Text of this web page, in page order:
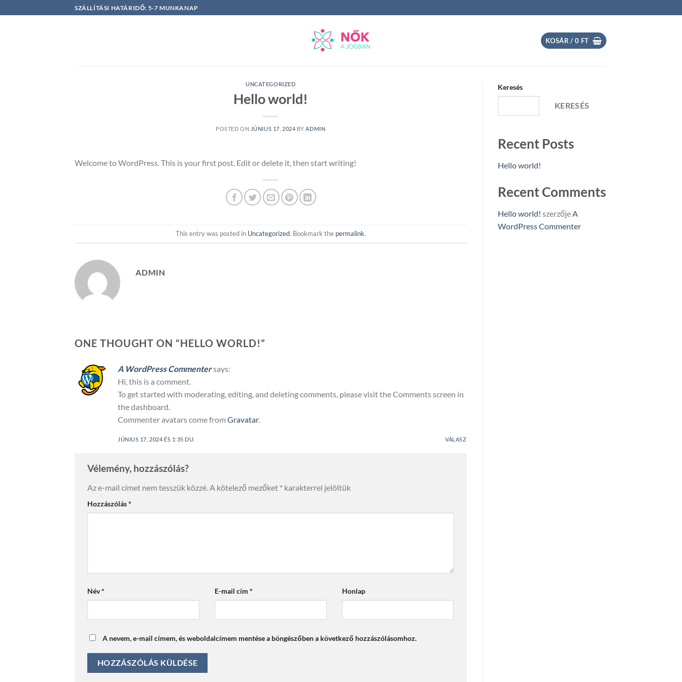
to
SZÁLLÍTÁSI HATÁRIDŐ: 5-7 MUNKANAP
KOSÁR /0 FT
UNCATEGORIZED
Hello world!
POSTED ON JÚNIUS 17, 2024 BY ADMIN
Welcome to WordPress. This is your first post. Edit or delete it, then start writing!
This entry was posted in Uncategorized. Bookmark the permalink.
ADMIN
ONE THOUGHT ON “HELLO WORLD!”
A WordPress Commentersays:
Hi, this is a comment.
To get started with moderating, editing, and deleting comments, please visit the Comments screen in
the dashboard.
Commenter avatars come from Gravatar.
JÚNIUS 17, 2024 ÉS 1:35 DU. VÁLASZ
Vélemény, hozzászólás?
Az e-mail címet nem tesszük közzé. A kötelező mezőket * karakterrel jelöltük
Hozzászólás*
Név* E-mail cím * Honlap
A nevem, e-mail címem, és weboldalcímem mentése a böngészőben a következő hozzászólásomhoz.
Keresés
KERESÉS
Recent Posts
Hello world!
Recent Comments
Hello world! szerzőjeA
WordPress Commenter